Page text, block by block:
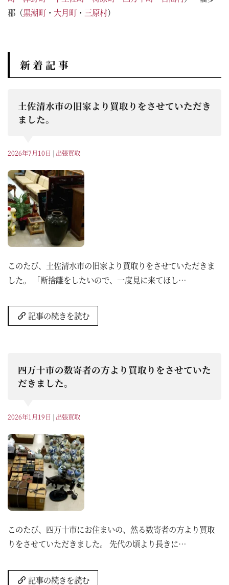
郡（黒潮町 ・ 大月町 ・ 三原村）
新 着 記 事
土佐清水市の旧家より買取りをさせていただき
ました。
2026年7月10日 | 出張買取
このたび、土佐清水市の旧家より買取りをさせていただきま
した。 「断捨離をしたいので、一度見に来てほし…
記事の続きを読む
四万十市の数寄者の方より買取りをさせていた
だきました。
2026年1月19日 | 出張買取
このたび、四万十市にお住まいの、然る数寄者の方より買取
りをさせていただきました。 先代の頃より長きに…
記事の続きを読む